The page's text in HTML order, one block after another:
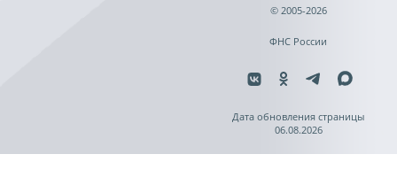
© 2005-2026
ФНС России
Дата обновления страницы
06.08.2026